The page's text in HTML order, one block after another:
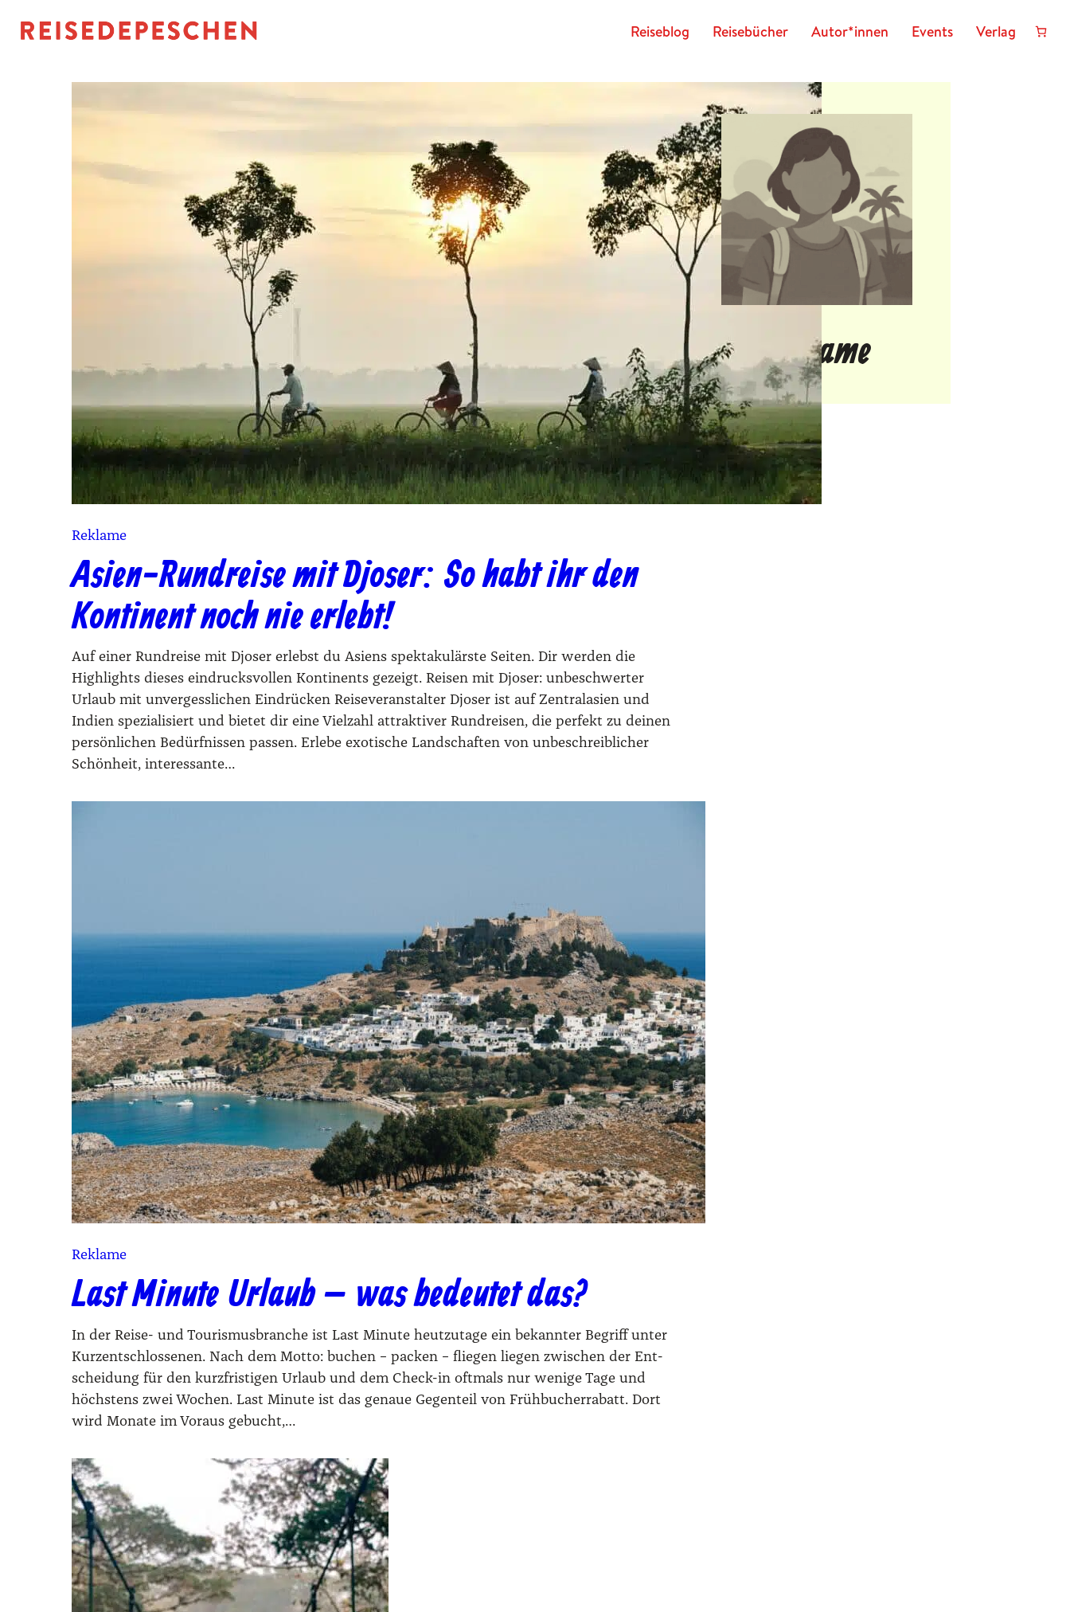
Rei­se­blog Reisebücher Autor*innen Events Verlag
Reklame
Asien-Rundreise mit Djoser: So habt ihr den
Kontinent noch nie erlebt!
Auf einer Rund­rei­se mit Djo­ser erlebst du Asi­ens spek­ta­ku­lärs­te Sei­ten. Dir wer­den die
High­lights die­ses ein­drucks­vol­len Kon­ti­nents gezeigt. Reisen mit Djoser: unbeschwerter
Urlaub mit unvergesslichen Eindrücken Rei­se­ver­an­stal­ter Djo­ser ist auf Zen­tral­asi­en und
Indi­en spe­zia­li­siert und bie­tet dir eine Viel­zahl attrak­ti­ver Rund­rei­sen, die per­fekt zu dei­nen
per­sön­li­chen Bedürf­nis­sen pas­sen. Erle­be exo­ti­sche Land­schaf­ten von unbe­schreib­li­cher
Schön­heit, inter­es­san­te…
Reklame
Last Minute Urlaub – was bedeutet das?
In der Rei­se- und Tou­ris­mus­bran­che ist Last Minu­te heut­zu­ta­ge ein bekann­ter Begriff unter
Kurz­ent­schlos­se­nen. Nach dem Mot­to: buchen – packen – flie­gen lie­gen zwi­schen der Ent­
schei­dung für den kurz­fris­ti­gen Urlaub und dem Check-in oft­mals nur weni­ge Tage und
höchs­tens zwei Wochen. Last Minu­te ist das genaue Gegen­teil von Früh­bu­cher­ra­batt. Dort
wird Mona­te im Vor­aus gebucht,…
Reklame